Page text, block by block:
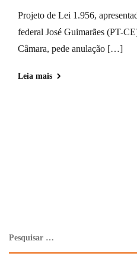
Projeto de Lei 1.956,
federal José Guimarães (PT-
Câmara, pede anulação […]
Leia mais